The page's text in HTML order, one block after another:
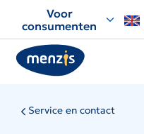
voor
snelle
navigatie
Voor
consumenten
Service en contact